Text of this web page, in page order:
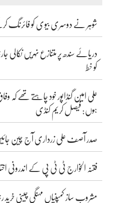
شوہر نے دوسری بیوی کو فائرنگ
دریائے سندھ پر متنازع نہریں نکالی
کو خط
علی امین گنڈاپور خود چاہتے تھے
ہوں: فیصل کریم کنڈی
صدر آصف علی زرداری آج چین
فتنہ الخوارج ٹی ٹی پی کے اندرونی
مشروب ساز کمپنیاں مہنگی چینی خرید